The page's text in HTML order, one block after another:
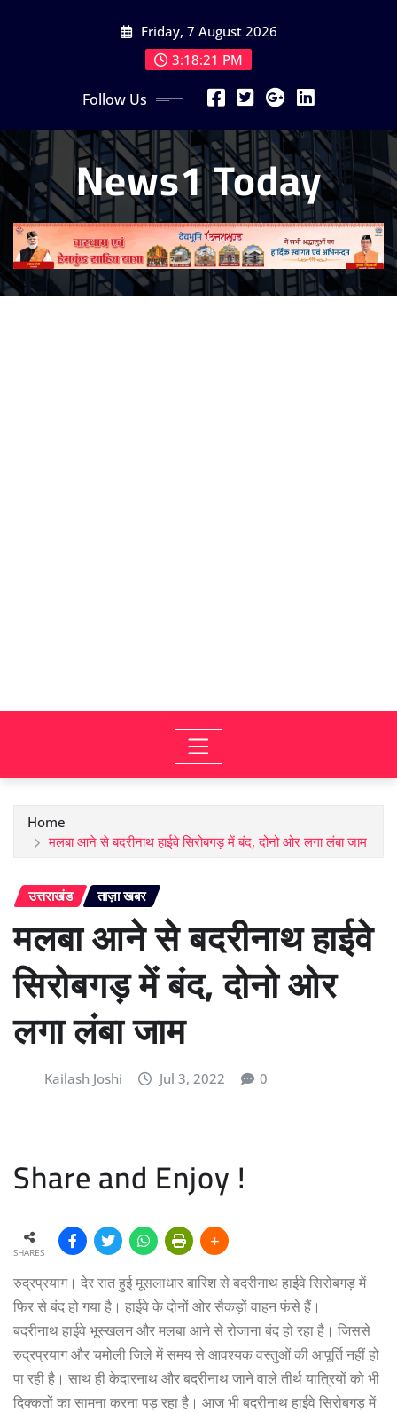
Friday, 7 August 2026
3:18:23 PM
Follow Us
News1 Today
Home
मलबा आने से बदरीनाथ हाईवे सिरोबगड़ में बंद, दोनो ओर लगा लंबा जाम
उत्तराखंड ताज़ा खबर
मलबा आने से बदरीनाथ हाईवे
सिरोबगड़ में बंद, दोनो ओर
लगा लंबा जाम
Kailash Joshi Jul 3, 2022 0
Share and Enjoy !
SHARES
रुद्रप्रयाग। देर रात हुई मूसलाधार बारिश से बदरीनाथ हाईवे सिरोबगड़ में
फिर से बंद हो गया है। हाईवे के दोनों ओर सैकड़ों वाहन फंसे हैं।
बदरीनाथ हाईवे भूस्खलन और मलबा आने से रोजाना बंद हो रहा है। जिससे
रुद्रप्रयाग और चमोली जिले में समय से आवश्यक वस्तुओं की आपूर्ति नहीं हो
पा रही है। साथ ही केदारनाथ और बदरीनाथ जाने वाले तीर्थ यात्रियों को भी
दिक्कतों का सामना करना पड़ रहा है। आज भी बदरीनाथ हाईवे सिरोबगड़ में